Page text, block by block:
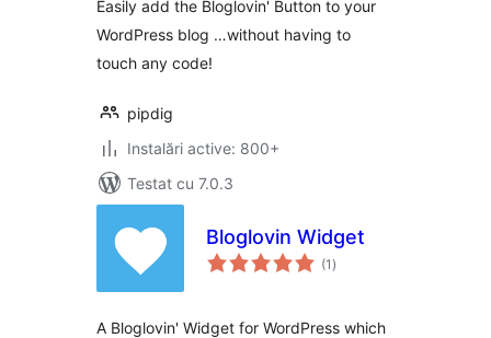
Easily add the Bloglovin' Button to your
WordPress blog …without having to
touch any code!
pipdig
Instalări active: 800+
Testat cu 7.0.3
Bloglovin Widget
(1 total
aprecieri
)
A Bloglovin' Widget for WordPress which